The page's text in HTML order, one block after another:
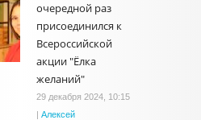
очередной раз
присоединился к
Всероссийской
акции "Ёлка
желаний"
29 декабря 2024, 10:15
| Алексей